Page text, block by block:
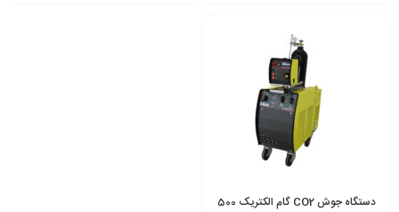
دستگاه جوش CO2 گام الکتریک 500